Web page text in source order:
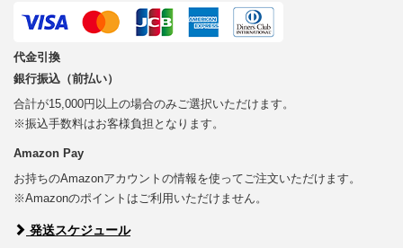
代金引換
銀行振込（前払い）
合計が15,000円以上の場合のみご選択いただけます。
※振込手数料はお客様負担となります。
Amazon Pay
お持ちのAmazonアカウントの情報を使ってご注文いただけます。
※Amazonのポイントはご利用いただけません。
発送スケジュール